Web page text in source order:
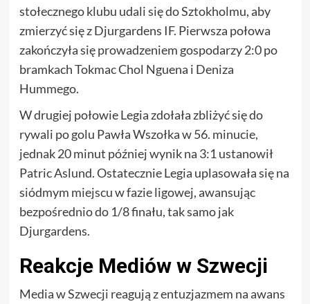
stołecznego klubu udali się do Sztokholmu, aby
zmierzyć się z Djurgardens IF. Pierwsza połowa
zakończyła się prowadzeniem gospodarzy 2:0 po
bramkach Tokmac Chol Nguena i Deniza
Hummego.
W drugiej połowie Legia zdołała zbliżyć się do
rywali po golu Pawła Wszołka w 56. minucie,
jednak 20 minut później wynik na 3:1 ustanowił
Patric Aslund. Ostatecznie Legia uplasowała się na
siódmym miejscu w fazie ligowej, awansując
bezpośrednio do 1/8 finału, tak samo jak
Djurgardens.
Reakcje Mediów w Szwecji
Media w Szwecji reagują z entuzjazmem na awans